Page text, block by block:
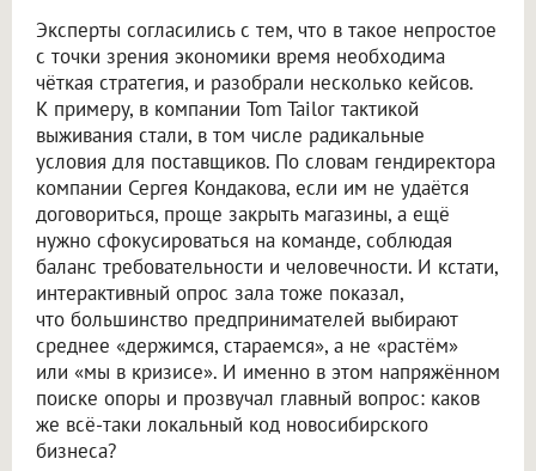
Эксперты согласились с тем, что в такое непростое
с точки зрения экономики время необходима
чёткая стратегия, и разобрали несколько кейсов.
К примеру, в компании Tom Tailor тактикой
выживания стали, в том числе радикальные
условия для поставщиков. По словам гендиректора
компании Сергея Кондакова, если им не удаётся
договориться, проще закрыть магазины, а ещё
нужно сфокусироваться на команде, соблюдая
баланс требовательности и человечности. И кстати,
интерактивный опрос зала тоже показал,
что большинство предпринимателей выбирают
среднее «держимся, стараемся», а не «растём»
или «мы в кризисе». И именно в этом напряжённом
поиске опоры и прозвучал главный вопрос: каков
же всё-таки локальный код новосибирского
бизнеса?